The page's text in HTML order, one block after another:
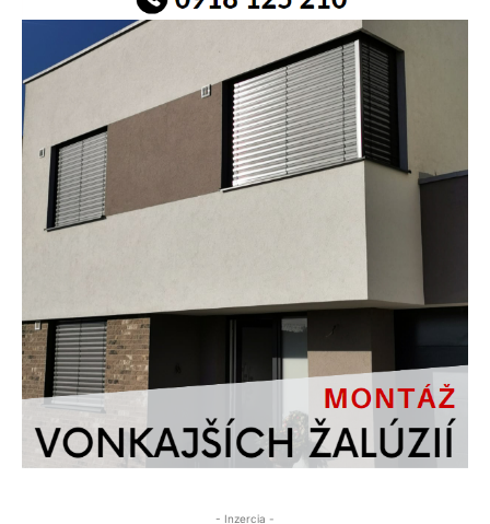
- Inzercia -